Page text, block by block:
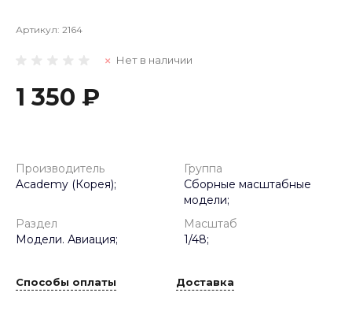
Артикул: 2164
Нет в наличии
1 350 ₽
Производитель
Academy (Корея);
Группа
Сборные масштабные
модели;
Раздел
Модели. Авиация;
Масштаб
1/48;
Способы оплаты Доставка